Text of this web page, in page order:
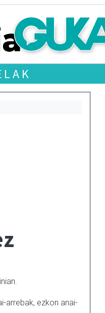
arrebak, ezkon anai-